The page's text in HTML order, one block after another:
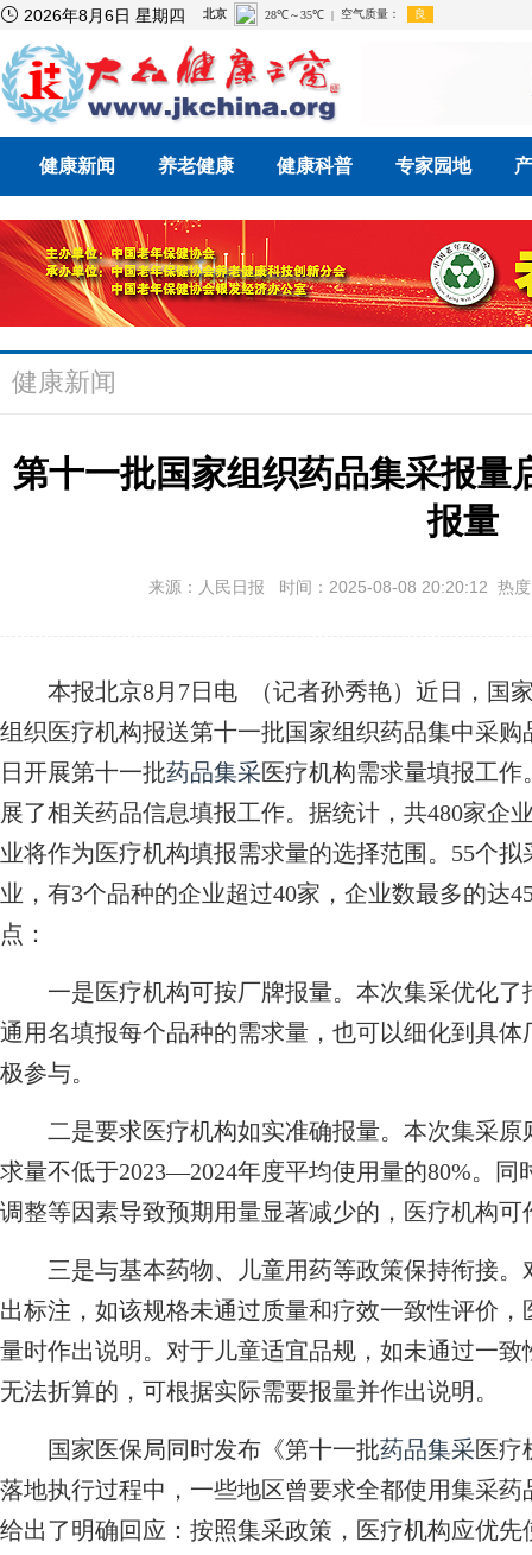
 2026年8月6日 星期四
健康新闻 养老健康 健康科普 专家园地
健康新闻
第十一批国家组织药品集采报量
报量
来源：人民日报 时间：2025-08-08 20:20:12 热
本报北京8月7日电 （记者孙秀艳）近日，国
组织医疗机构报送第十一批国家组织药品集中采
日开展第十一批药品集采医疗机构需求量填报工
展了相关药品信息填报工作。据统计，共480家企
业将作为医疗机构填报需求量的选择范围。55个
业，有3个品种的企业超过40家，企业数最多的达
点：
一是医疗机构可按厂牌报量。本次集采优化了
通用名填报每个品种的需求量，也可以细化到具
极参与。
二是要求医疗机构如实准确报量。本次集采原
求量不低于2023—2024年度平均使用量的80%。
调整等因素导致预期用量显著减少的，医疗机构
三是与基本药物、儿童用药等政策保持衔接。
出标注，如该规格未通过质量和疗效一致性评价
量时作出说明。对于儿童适宜品规，如未通过一
无法折算的，可根据实际需要报量并作出说明。
国家医保局同时发布《第十一批药品集采医疗
落地执行过程中，一些地区曾要求全都使用集采
给出了明确回应：按照集采政策，医疗机构应优